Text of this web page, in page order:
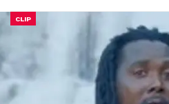
CLIP